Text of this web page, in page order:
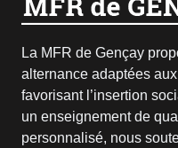
La MFR de Gençay
alternance adaptées
favorisant l’insertion
un enseignement de
personnalisé, nous